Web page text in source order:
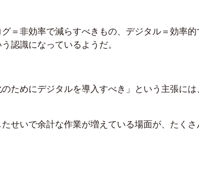
＝非効率で減らすべきもの、デジタル＝効率的
認識になっているようだ。
ためにデジタルを導入すべき」という主張には
せいで余計な作業が増えている場面が、たくさ